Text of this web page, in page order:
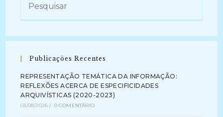
No
Construção
Políticas
Públicas
Arquivo
(2022)
Publicações Recentes
REPRESENTAÇÃO TEMÁTICA DA INFORMAÇÃO:
REFLEXÕES ACERCA DE ESPECIFICIDADES
ARQUIVÍSTICAS (2020-2023)
03/08/2026 / 0 COMENTÁRIO